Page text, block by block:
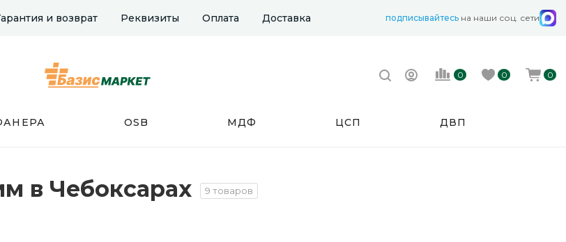
и возврат Реквизиты Оплата Доставка подписывайтесь на наши соц. сети
0 0 0
OSB МДФ ЦСП ДВП
в Чебоксарах 9 товаров